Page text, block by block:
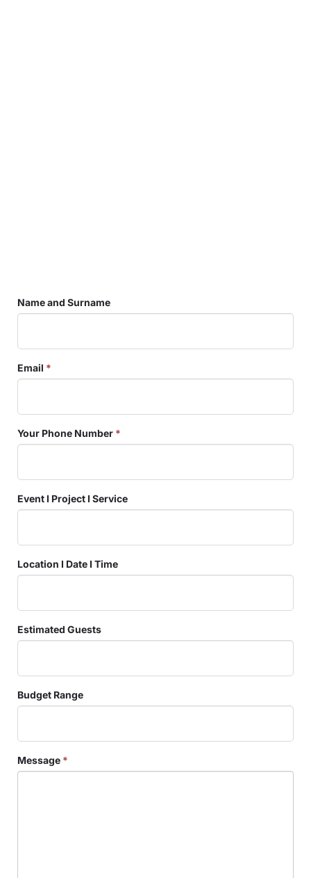
Name and Surname
Email *
Your Phone Number *
Event I Project I Service
Location I Date I Time
Estimated Guests
Budget Range
Message *